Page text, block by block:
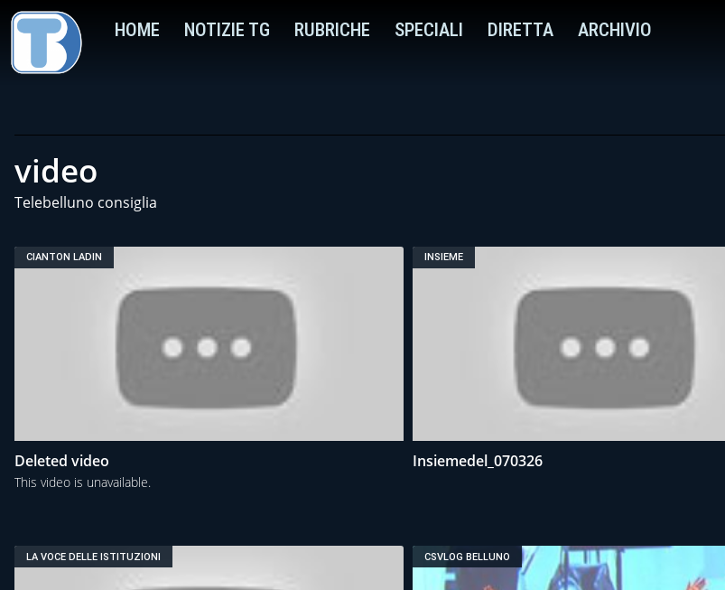
HOME NOTIZIE TG RUBRICHE SPECIALI DIRETTA ARCHIVIO
video
Telebelluno consiglia
CIANTON LADIN
Deleted video
This video is unavailable.
INSIEME
Insiemedel_070326
LA VOCE DELLE ISTITUZIONI CSVLOG BELLUNO